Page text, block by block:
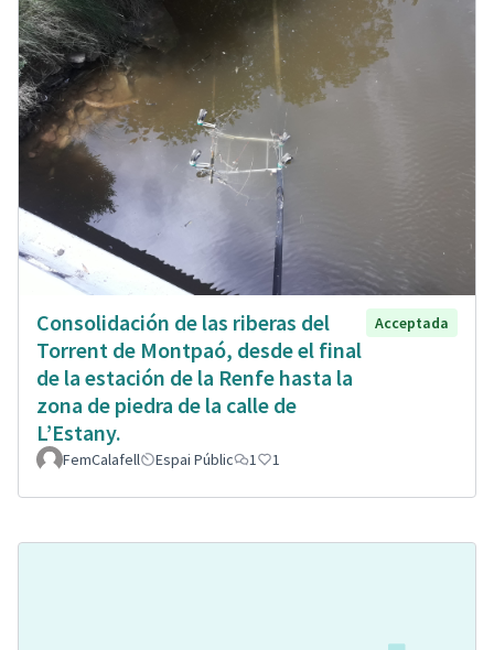
Consolidación de las riberas del
Torrent de Montpaó, desde el final
de la estación de la Renfe hasta la
zona de piedra de la calle de
L’Estany.
Acceptada
FemCalafell Espai Públic 1 1